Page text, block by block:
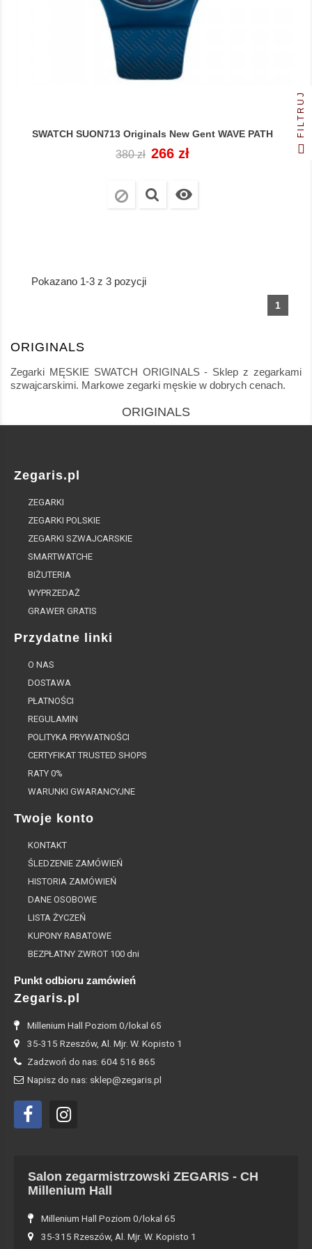
SWATCH SUON713 Originals New Gent WAVE PATH
Cena
380 zł Cena
266 zł

Pokazano 1-3 z 3 pozycji
1
ORIGINALS
Zegarki MĘSKIE SWATCH ORIGINALS - Sklep z zegarkami
szwajcarskimi. Markowe zegarki męskie w dobrych cenach.
ORIGINALS
Zegaris.pl
ZEGARKI
ZEGARKI POLSKIE
ZEGARKI SZWAJCARSKIE
SMARTWATCHE
BIŻUTERIA
WYPRZEDAŻ
GRAWER GRATIS
Przydatne linki
O NAS
DOSTAWA
PŁATNOŚCI
REGULAMIN
POLITYKA PRYWATNOŚCI
CERTYFIKAT TRUSTED SHOPS
RATY 0%
WARUNKI GWARANCYJNE
Twoje konto
KONTAKT
ŚLEDZENIE ZAMÓWIEŃ
HISTORIA ZAMÓWIEŃ
DANE OSOBOWE
LISTA ŻYCZEŃ
KUPONY RABATOWE
BEZPŁATNY ZWROT 100 dni
Punkt odbioru zamówień
Zegaris.pl
Millenium Hall Poziom 0/lokal 65
35-315 Rzeszów, Al. Mjr. W. Kopisto 1
Zadzwoń do nas: 604 516 865
Napisz do nas: sklep@zegaris.pl
Salon zegarmistrzowski ZEGARIS - CH
Millenium Hall
Millenium Hall Poziom 0/lokal 65
35-315 Rzeszów, Al. Mjr. W. Kopisto 1
FILTRUJ